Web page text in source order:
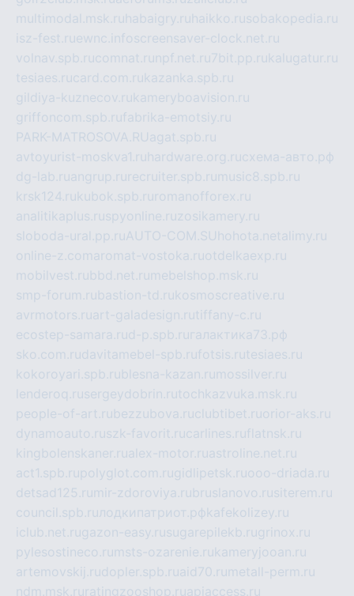
multimodal.msk.ru habaigry.ru haikko.rusobakopedia.ru
isz-fest.ruewnc.infoscreensaver-clock.net.ru
volnav.spb.rucomnat.ru npf.net.ru 7bit.pp.rukalugatur.ru
tesiaes.rucard.com.rukazanka.spb.ru
gildiya-kuznecov.rukameryboavision.ru
griffoncom.spb.rufabrika-emotsiy.ru
PARK-MATROSOVA.RUagat.spb.ru
avtoyurist-moskva1.ru hardware.org.ruсхема-авто.рф
dg-lab.ruangrup.ru recruiter.spb.ru music8.spb.ru
krsk124.rukubok.spb.ru romanofforex.ru
analitikaplus.ruspyonline.ruzosikamery.ru
sloboda-ural.pp.ruAUTO-COM.SU hohota.net alimy.ru
online-z.comaromat-vostoka.ruotdelkaexp.ru
mobilvest.rubbd.net.ru mebelshop.msk.ru
smp-forum.rubastion-td.rukosmoscreative.ru
avrmotors.ruart-galadesign.rutiffany-c.ru
ecostep-samara.rud-p.spb.ru галактика73.рф
sko.com.rudavitamebel-spb.rufotsis.rutesiaes.ru
kokoroyari.spb.rublesna-kazan.ru mossilver.ru
lenderoq.rusergeydobrin.rutochkazvuka.msk.ru
people-of-art.rubezzubova.ruclubtibet.ruorior-aks.ru
dynamoauto.ruszk-favorit.rucarlines.ruflatnsk.ru
kingbolenskaner.rualex-motor.ruastroline.net.ru
act1.spb.rupolyglot.com.rugidlipetsk.ruooo-driada.ru
detsad125.ru mir-zdoroviya.rubruslanovo.rusiterem.ru
council.spb.ruлодкипатриот.рфkafekolizey.ru
iclub.net.rugazon-easy.rusugarepilekb.rugrinox.ru
pylesostineco.ru msts-ozarenie.rukameryjooan.ru
artemovskij.rudopler.spb.ruaid70.ru metall-perm.ru
ndm.msk.ru ratingzooshop.ruapiaccess.ru